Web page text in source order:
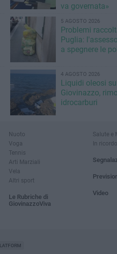
va governata»
5 AGOSTO 2026
Problemi
Puglia:
a spegnere le
4 AGOSTO 2026
Liquidi oleosi
Giovinazzo,
idrocarburi
Nuoto
Voga
Tennis
Arti Marziali
Vela
Altri sport
Le Rubriche di
GiovinazzoViva
Salute e
In
Video